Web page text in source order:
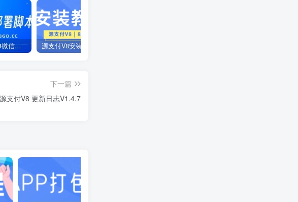
Ypay源支付V8微信云端一键部署脚本
下一篇
支付V8 更新日志V1.4.7